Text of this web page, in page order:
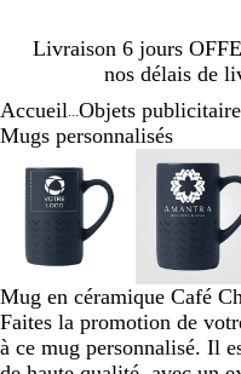
Livraison 6 jours
nos délais de
Diapositive
1
Accueil Objets
Mugs personnalisés
zoomable
au
minimum
pour
développer
les
touches
plus
et
moins
zoomer
et
Zoom
au
pour
les
plus
et
pour
Mug en céramique Café
Faites la promotion de
à ce mug personnalisé. Il